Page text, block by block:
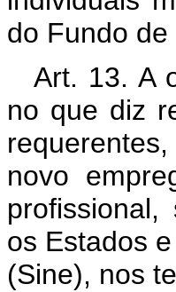
do Fundo
Art. 13. A
no que diz
novo
os Estados
(Sine), nos